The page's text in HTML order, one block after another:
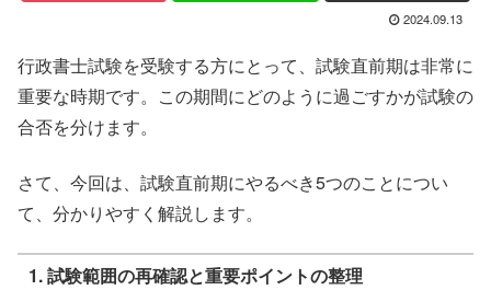
2024.09.13
行政書士試験を受験する方にとって、試験直前期は非常に
重要な時期です。この期間にどのように過ごすかが試験の
合否を分けます。
さて、今回は、試験直前期にやるべき5つのことについ
て、分かりやすく解説します。
1. 試験範囲の再確認と重要ポイントの整理